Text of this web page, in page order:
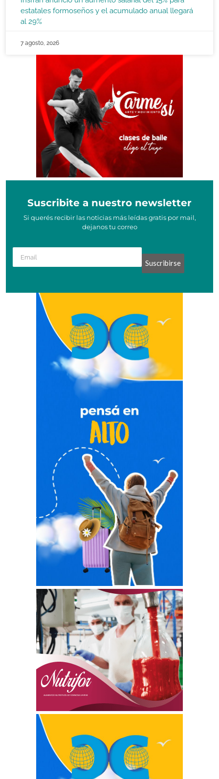
estatales formoseños y el acumulado anual llegará
al 29%
7 agosto, 2026
Suscribite a nuestro newsletter
Si querés recibir las noticias más leídas gratis por mail,
dejanos tu correo
Suscribirse